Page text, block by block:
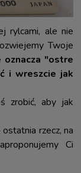
rylcami, ale nie
Twoje
"ostre
i wreszcie jak
zrobić, aby jak
rzecz, na
Ci